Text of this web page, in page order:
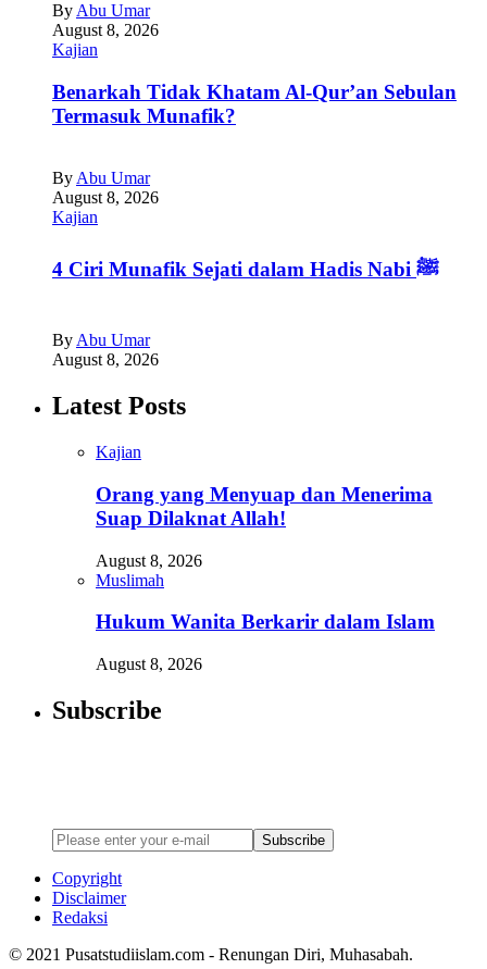
ByAbu Umar
August 8, 2026
Kajian
Benarkah Tidak Khatam Al-Qur’an Sebulan
Termasuk Munafik?
By Abu Umar
August 8, 2026
Kajian
4 Ciri Munafik Sejati dalam Hadis Nabi ﷺ
By Abu Umar
August 8, 2026
Latest Posts
Kajian
Orang yang Menyuap dan Menerima
Suap Dilaknat Allah!
August 8, 2026
Muslimah
Hukum Wanita Berkarir dalam Islam
August 8, 2026
Subscribe
Subscribe
Copyright
Disclaimer
Redaksi
© 2021 Pusatstudiislam.com - Renungan Diri, Muhasabah.